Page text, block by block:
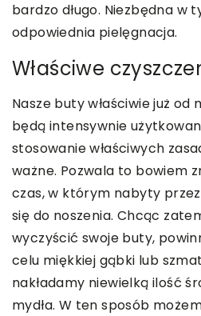
bardzo długo. Niezbędna w
odpowiednia pielęgnacja.
Właściwe
Nasze buty właściwie już od
będą intensywnie
stosowanie właściwych
ważne. Pozwala to bowiem
czas, w którym nabyty
się do noszenia. Chcąc
wyczyścić swoje buty,
celu miękkiej gąbki lub
nakładamy niewielką ilość
mydła. W ten sposób